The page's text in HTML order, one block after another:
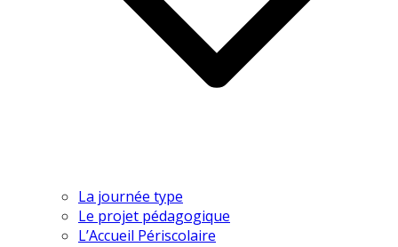
La journée type
Le projet pédagogique
L’Accueil Périscolaire